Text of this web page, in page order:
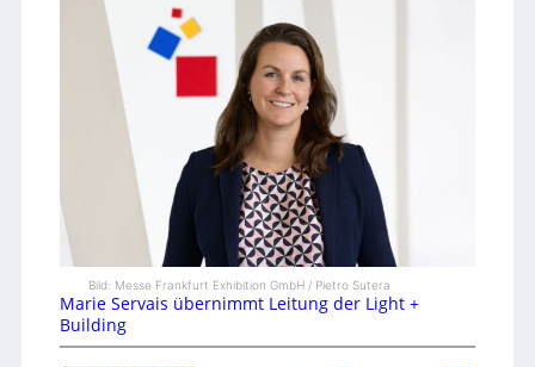
Bild: Messe Frankfurt Exhibition GmbH / Pietro Sutera
Marie Servais übernimmt Leitung der Light +
Building